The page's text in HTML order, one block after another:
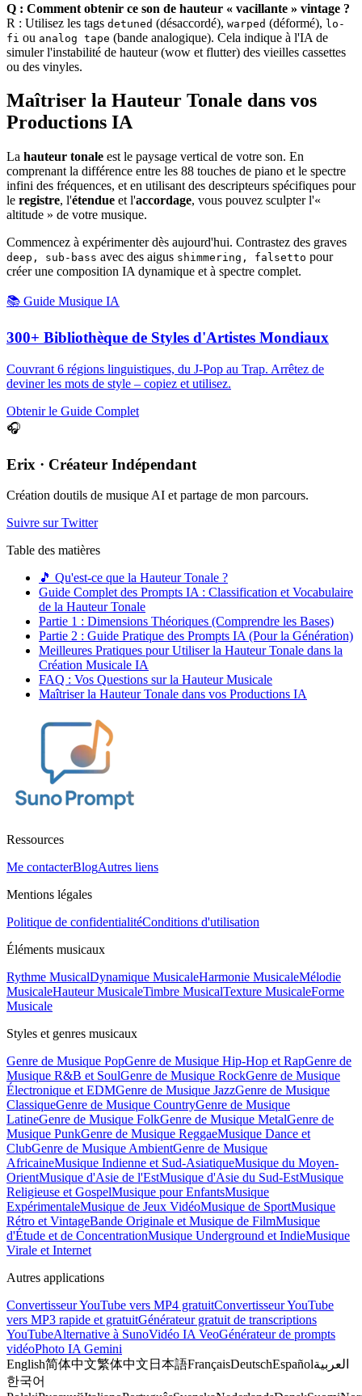
Q : Comment obtenir ce son de hauteur « vacillante » vintage ?
R : Utilisez les tags detuned (désaccordé), warped (déformé), lo-
fi ou analog tape (bande analogique). Cela indique à l'IA de
simuler l'instabilité de hauteur (wow et flutter) des vieilles cassettes
ou des vinyles.
Maîtriser la Hauteur Tonale dans vos
Productions IA
La hauteur tonale est le paysage vertical de votre son. En
comprenant la différence entre les 88 touches de piano et le spectre
infini des fréquences, et en utilisant des descripteurs spécifiques pour
le registre, l'étendue et l'accordage, vous pouvez sculpter l'«
altitude » de votre musique.
Commencez à expérimenter dès aujourd'hui. Contrastez des graves
deep, sub-bass avec des aigus shimmering, falsetto pour
créer une composition IA dynamique et à spectre complet.
📚 Guide Musique IA
300+ Bibliothèque de Styles d'Artistes Mondiaux
Couvrant 6 régions linguistiques, du J-Pop au Trap. Arrêtez de
deviner les mots de style – copiez et utilisez.
Obtenir le Guide Complet
🎧
Erix · Créateur Indépendant
Création doutils de musique AI et partage de mon parcours.
Suivre sur Twitter
Table des matières
🎵 Qu'est-ce que la Hauteur Tonale ?
Guide Complet des Prompts IA : Classification et Vocabulaire
de la Hauteur Tonale
Partie 1 : Dimensions Théoriques (Comprendre les Bases)
Partie 2 : Guide Pratique des Prompts IA (Pour la Génération)
Meilleures Pratiques pour Utiliser la Hauteur Tonale dans la
Création Musicale IA
FAQ : Vos Questions sur la Hauteur Musicale
Maîtriser la Hauteur Tonale dans vos Productions IA
Ressources
Me contacterBlogAutres liens
Mentions légales
Politique de confidentialitéConditions d'utilisation
Éléments musicaux
Rythme MusicalDynamique MusicaleHarmonie MusicaleMélodie
MusicaleHauteur MusicaleTimbre MusicalTexture MusicaleForme
Musicale
Styles et genres musicaux
Genre de Musique PopGenre de Musique Hip-Hop et RapGenre de
Musique R&B et SoulGenre de Musique RockGenre de Musique
Électronique et EDMGenre de Musique JazzGenre de Musique
ClassiqueGenre de Musique CountryGenre de Musique
LatineGenre de Musique FolkGenre de Musique MetalGenre de
Musique PunkGenre de Musique ReggaeMusique Dance et
ClubGenre de Musique AmbientGenre de Musique
AfricaineMusique Indienne et Sud-AsiatiqueMusique du Moyen-
OrientMusique d'Asie de l'EstMusique d'Asie du Sud-EstMusique
Religieuse et GospelMusique pour EnfantsMusique
ExpérimentaleMusique de Jeux VidéoMusique de SportMusique
Rétro et VintageBande Originale et Musique de FilmMusique
d'Étude et de ConcentrationMusique Underground et IndieMusique
Virale et Internet
Autres applications
Convertisseur YouTube vers MP4 gratuitConvertisseur YouTube
vers MP3 rapide et gratuitGénérateur gratuit de transcriptions
YouTubeAlternative à SunoVidéo IA VeoGénérateur de prompts
vidéoPhoto IA Gemini
English简体中文繁体中文 日本語FrançaisDeutschEspañolالعربية
한국어